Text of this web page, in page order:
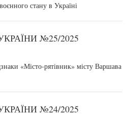
стану в Україні
№25/2025
«Місто-рятівник» місту Варшава
№24/2025